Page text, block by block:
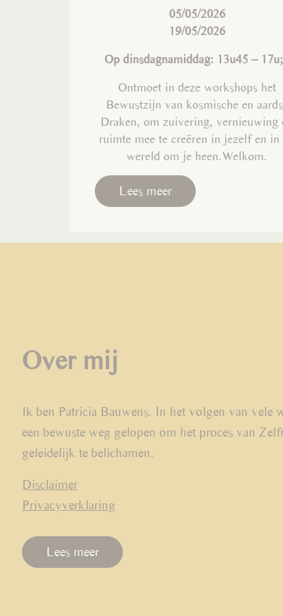
05/05/2026
19/05/2026
Op dinsdagnamiddag: 13u45 – 17u;
Ontmoet in deze workshops het
Bewustzijn van kosmische en
Draken, om zuivering, vernieuwing
ruimte mee te creëren in jezelf en in
wereld om je heen.Welkom.
Lees meer
Over mij
Ik ben Patricia Bauwens. In het volgen van vele
een bewuste weg gelopen om het proces van
geleidelijk te belichamen.
Disclaimer
Privacyverklaring
Lees meer